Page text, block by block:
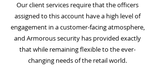
Our client services require that the officers
assigned to this account have a high level of
engagement in a customer-facing atmosphere,
and Armorous security has provided exactly
that while remaining flexible to the ever-
changing needs of the retail world.